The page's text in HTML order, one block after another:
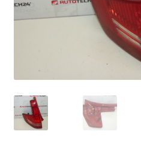
Płatności
Skarga